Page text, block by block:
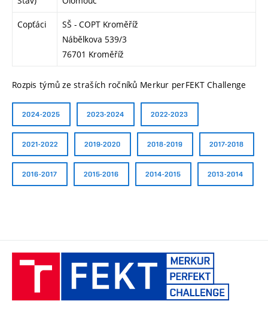
Copťáci
SŠ - COPT Kroměříž
Nábělkova 539/3
76701 Kroměříž
Rozpis týmů ze straších ročníků Merkur perFEKT Challenge
2024-2025 2023-2024 2022-2023
2021-2022 2019-2020 2018-2019 2017-2018
2016-2017 2015-2016 2014-2015 2013-2014